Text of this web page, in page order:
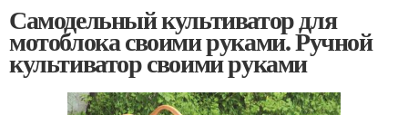
Самодельный культиватор для
мотоблока своими руками. Ручной
культиватор своими руками